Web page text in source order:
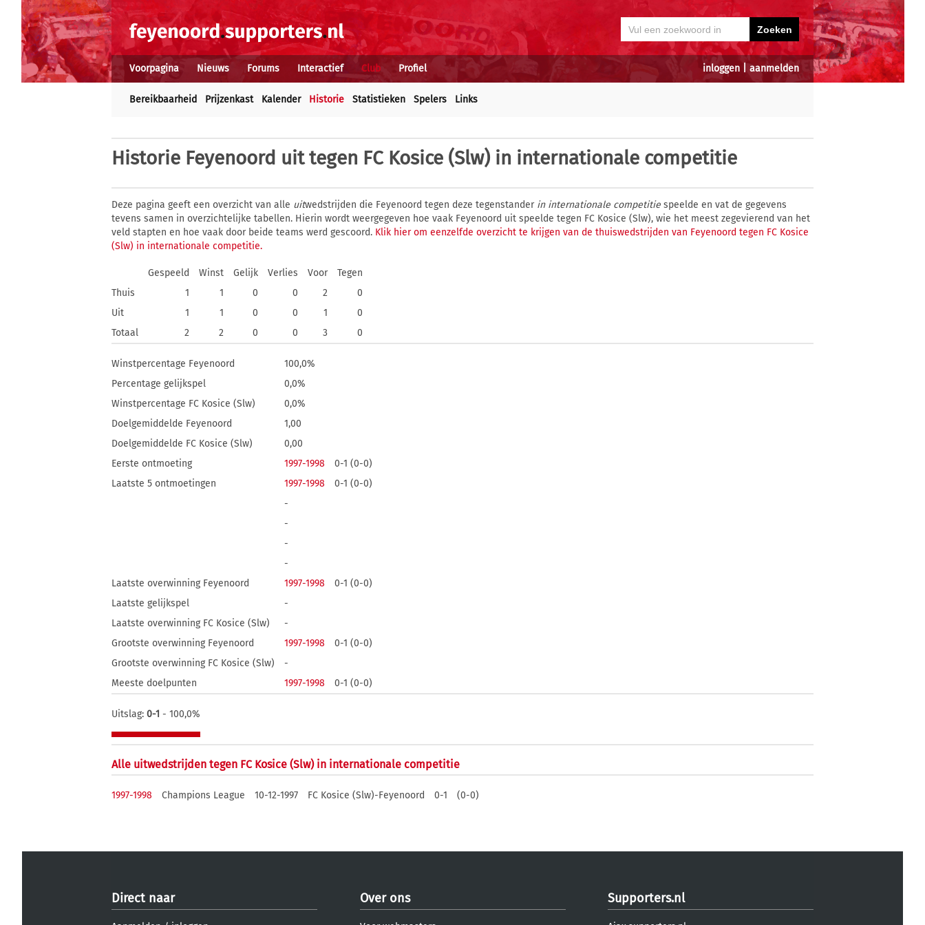
inloggen aanmelden
Voorpagina Nieuws Forums Interactief Club Profiel
Bereikbaarheid Prijzenkast Kalender Historie Statistieken Spelers Links
Historie Feyenoord uit tegen FC Kosice (Slw) in internationale competitie
Deze pagina geeft een overzicht van alle uitwedstrijden die Feyenoord tegen deze tegenstander in internationale competitie speelde en vat de gegevens
tevens samen in overzichtelijke tabellen. Hierin wordt weergegeven hoe vaak Feyenoord uit speelde tegen FC Kosice (Slw), wie het meest zegevierend van het
veld stapten en hoe vaak door beide teams werd gescoord. Klik hier om eenzelfde overzicht te krijgen van de thuiswedstrijden van Feyenoord tegen FC Kosice
(Slw) in internationale competitie.
Gespeeld Winst Gelijk Verlies Voor
Tegen
Thuis
1 1 0 0 2
0
Uit
1 1 0 0 1
0
Totaal
2 2 0 0 3 0
Winstpercentage Feyenoord
100,0%
Percentage gelijkspel
0,0%
Winstpercentage FC Kosice (Slw)
0,0%
Doelgemiddelde Feyenoord
1,00
Doelgemiddelde FC Kosice (Slw)
0,00
Eerste ontmoeting
1997-1998
0-1 (0-0)
Laatste 5 ontmoetingen
1997-1998
0-1 (0-0)
-
-
-
-
Laatste overwinning Feyenoord
1997-1998
0-1 (0-0)
Laatste gelijkspel
-
Laatste overwinning FC Kosice (Slw)
-
Grootste overwinning Feyenoord
1997-1998
0-1 (0-0)
Grootste overwinning FC Kosice (Slw)
-
Meeste doelpunten
1997-1998 0-1 (0-0)
Uitslag: 0-1 - 100,0%
Alle uitwedstrijden tegen FC Kosice (Slw) in internationale competitie
1997-1998 Champions League 10-12-1997 FC Kosice (Slw)-Feyenoord 0-1 (0-0)
Direct naar Over ons Supporters.nl